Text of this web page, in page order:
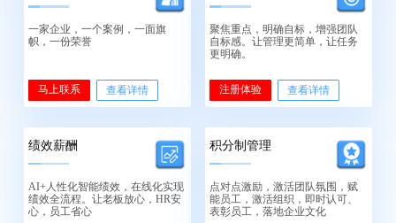
一家企业，一个案例，一面旗
帜，一份荣誉
马上联系 查看详情
聚焦重点，明确自标，增强团队
自标感。让管理更简单，让任务
更明确。
注册体验 查看详情
绩效薪酬
AI+人性化智能绩效，在线化实现
绩效全流程。让老板放心，HR安
心，员工省心
积分制管理
点对点激励，激活团队氛围，赋
能员工，激活组织，即时认可、
表彰员工，落地企业文化